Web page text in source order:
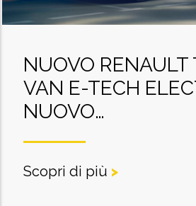
NUOVO RENAULT
VAN E-TECH
NUOVO…
Scopri di più >